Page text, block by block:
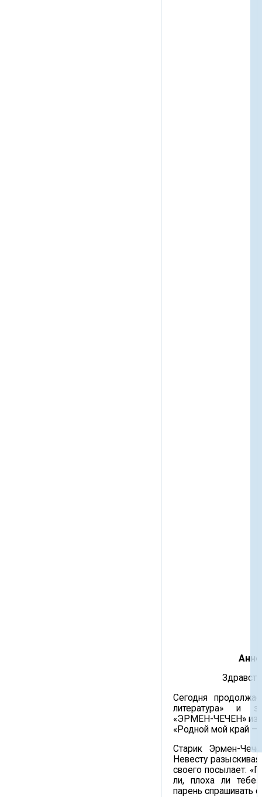
Сегодня
литература» и
«ЭРМЕН-ЧЕЧЕН» из
«Родной мой край –
Старик Эрмен-
Невесту
своего посылает:
ли, пло­ха ли
парень спрашивать